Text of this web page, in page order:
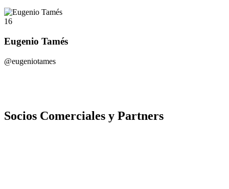
16
Eugenio Tamés
@eugeniotames
Socios Comerciales y Partners